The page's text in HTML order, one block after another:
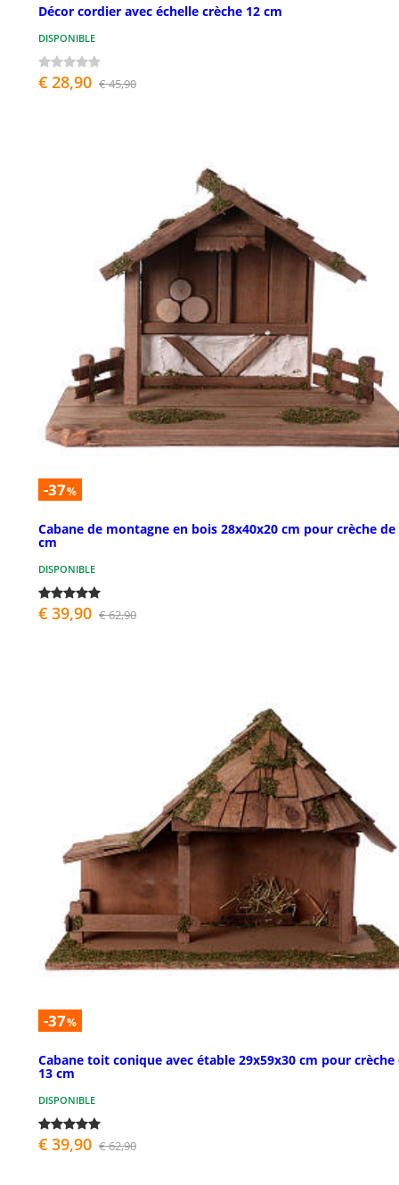
Décor cordier avec échelle crèche 12 cm
DISPONIBLE
€ 28,90 € 45,90
-37%
Cabane de montagne en bois 28x40x20 cm pour crèche de
cm
DISPONIBLE
€ 39,90 € 62,90
-37%
Cabane toit conique avec étable 29x59x30 cm pour crèche
13 cm
DISPONIBLE
€ 39,90 € 62,90